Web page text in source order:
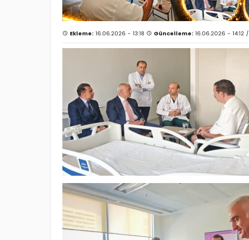
Ekleme: 16.06.2026 - 13:18 Güncelleme: 16.06.2026 - 14:12 /